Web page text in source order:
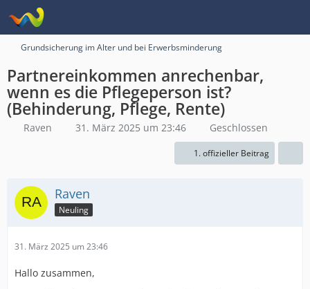
Grundsicherung im Alter und bei Erwerbsminderung
Partnereinkommen anrechenbar,
wenn es die Pflegeperson ist?
(Behinderung, Pflege, Rente)
Raven 31. März 2025 um 23:46 Geschlossen
1. offizieller Beitrag
Raven
Neuling
31. März 2025 um 23:46
Hallo zusammen,